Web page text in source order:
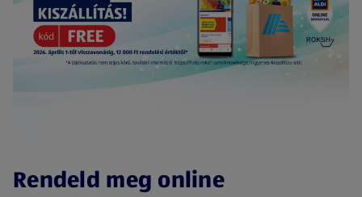
Rendeld meg online